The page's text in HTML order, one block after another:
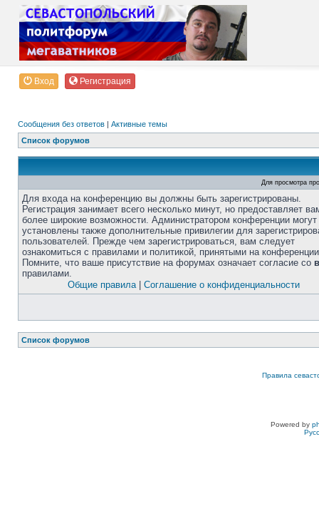
Вход Регистрация
Сообщения без ответов | Активные темы
Список форумов
Для просмотра
Для входа на конференцию вы должны быть зарегистрированы.
Регистрация занимает всего несколько минут, но предоставляет
более широкие возможности. Администратором конференции
установлены также дополнительные привилегии для
пользователей. Прежде чем зарегистрироваться, вам следует
ознакомиться с правилами и политикой, принятыми на
Помните, что ваше присутствие на форумах означает согласие со
правилами.
Общие правила| Соглашение о конфиденциальности
Список форумов
Правила
Powered by